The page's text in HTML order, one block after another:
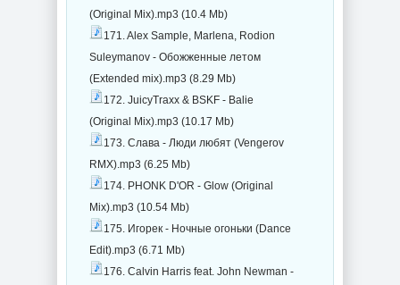
(Original Mix).mp3 (10.4 Mb)
171. Alex Sample, Marlena, Rodion
Suleymanov - Обожженные летом
(Extended mix).mp3 (8.29 Mb)
172. JuicyTraxx & BSKF - Balie
(Original Mix).mp3 (10.17 Mb)
173. Слава - Люди любят (Vengerov
RMX).mp3 (6.25 Mb)
174. PHONK D'OR - Glow (Original
Mix).mp3 (10.54 Mb)
175. Игорек - Ночные огоньки (Dance
Edit).mp3 (6.71 Mb)
176. Calvin Harris feat. John Newman -